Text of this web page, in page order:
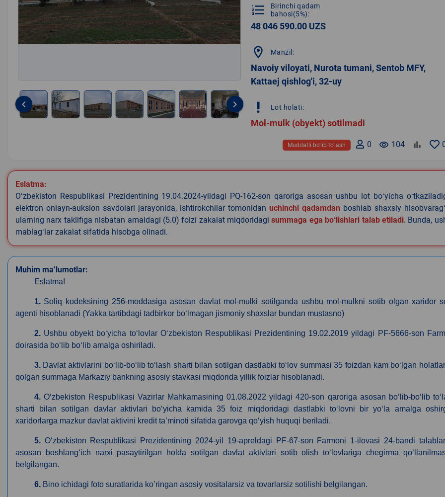
keyboard_arrow_left keyboard_arrow_right
format_list_numbered
Birinchi qadam
bahosi(5%):
48 046 590.00 UZS
location_on Manzil:
Navoiy viloyati, Nurota tumani, Sentob MFY,
Kattaej qishlog'i, 32-uy
priority_high Lot holati:
Mol-mulk (obyekt) sotilmadi
remove_red_eye 104
0
Muddatli bo‘lib to‘lash
Eslatma:
Oʻzbekiston Respublikasi Prezidentining 19.04.2024-yildagi PQ-162-son qaroriga asosan ushbu lot boʻyicha
elektron onlayn-auksion savdolari jarayonida, ishtirokchilar tomonidan uchinchi qadamdan boshlab shaxsiy
ularning narx taklifiga nisbatan amaldagi (5.0) foizi zakalat miqdoridagisummaga ega boʻlishlari talab etiladi. Bunda,
mablagʻlar zakalat sifatida hisobga olinadi.
Muhim ma’lumotlar:
Eslatma!
1.Soliq kodeksining 256-moddasiga asosan davlat mol-mulki sotilganda ushbu mol-mulkni sotib olgan xaridor
agenti hisoblanadi (Yakka tartibdagi tadbirkor boʻlmagan jismoniy shaxslar bundan mustasno)
2. Ushbu obyekt boʻyicha toʻlovlar Oʻzbekiston Respublikasi Prezidentining 19.02.2019 yildagi PF-5666-son
doirasida boʻlib boʻlib amalga oshiriladi.
3.Davlat aktivlarini boʻlib-boʻlib toʻlash sharti bilan sotilgan dastlabki toʻlov summasi 35 foizdan kam boʻlgan
qolgan summaga Markaziy bankning asosiy stavkasi miqdorida yillik foizlar hisoblanadi.
4.Oʻzbekiston Respublikasi Vazirlar Mahkamasining 01.08.2022 yildagi 420-son qaroriga asosan boʻlib-boʻlib
sharti bilan sotilgan davlar aktivlari boʻyicha kamida 35 foiz miqdoridagi dastlabki toʻlovni bir yoʻla amalga
xaridorlarga mazkur davlat aktivini kredit ta’minoti sifatida garovga qoʻyish huquqi beriladi.
5. O‘zbekiston Respublikasi Prezidentining 2024-yil 19-apreldagi PF-67-son Farmoni 1-ilovasi 24-bandi
asosan boshlang‘ich narxi pasaytirilgan holda sotilgan davlat aktivlari sotib olish to‘lovlariga chegirma
belgilangan.
6.Bino ichidagi foto suratlarida ko’ringan asosiy vositalarsiz va tovarlarsiz sotilishi belgilangan.